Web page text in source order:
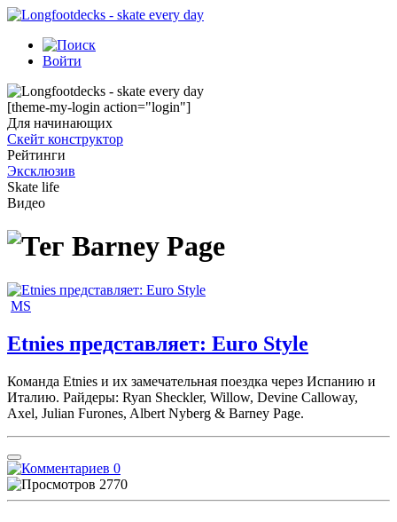
Войти
[theme-my-login action="login"]
Для начинающих
Скейт конструктор
Рейтинги
Эксклюзив
Skate life
Видео
Barney Page
MS
Etnies представляет: Euro Style
Команда Etnies и их замечательная поездка через Испанию и
Италию. Райдеры: Ryan Sheckler, Willow, Devine Calloway,
Axel, Julian Furones, Albert Nyberg & Barney Page.
0
2770